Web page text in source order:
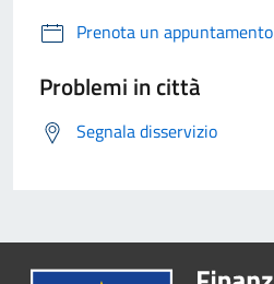
Prenota un appuntamento
Problemi in città
Segnala disservizio